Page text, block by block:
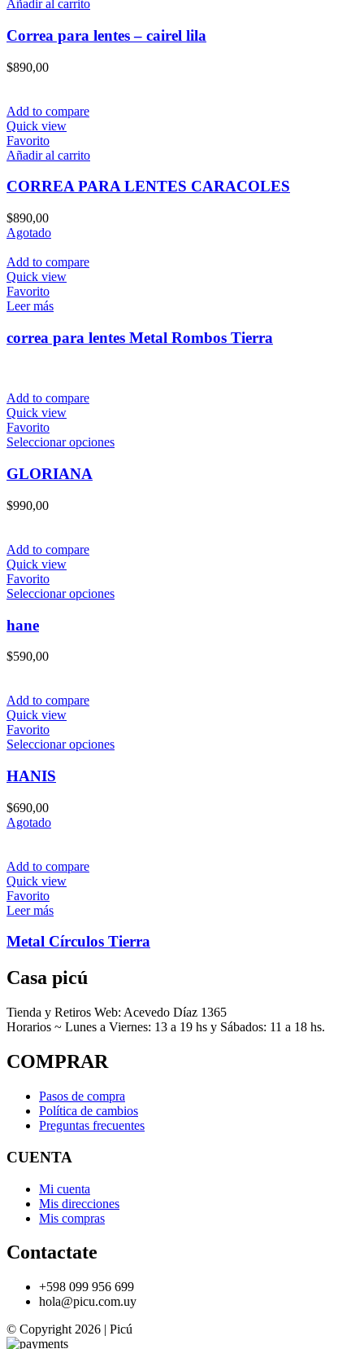
Añadir al carrito
Correa para lentes – cairel lila
$890,00
Add to compare
Quick view
Favorito
Añadir al carrito
CORREA PARA LENTES CARACOLES
$890,00
Agotado
Add to compare
Quick view
Favorito
Leer más
correa para lentes Metal Rombos Tierra
Add to compare
Quick view
Favorito
Seleccionar opcionesEste
en
la
GLORIANA
$990,00
Add to compare
Quick view
Favorito
Seleccionar opcionesEste
en
la
hane
$590,00
Add to compare
Quick view
Favorito
Seleccionar opcionesEste
de
producto
HANIS
$690,00
Agotado
Add to compare
Quick view
Favorito
Leer más
Metal Círculos Tierra
Casa picú
Tienda y Retiros Web: Acevedo Díaz 1365
Horarios ~ Lunes a Viernes: 13 a 19 hs y Sábados: 11 a 18 hs.
COMPRAR
Pasos de compra
Política de cambios
Preguntas frecuentes
CUENTA
Mi cuenta
Mis direcciones
Mis compras
Contactate
+598 099 956 699
hola@picu.com.uy
© Copyright 2026 | Picú